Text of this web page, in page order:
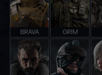
BRAVA GRIM